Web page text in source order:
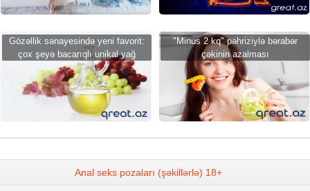
Gözəllik sənayesində yeni favorit:
çox şeyə bacarıqlı unikal yağ
"Minus 2 kq" pəhriziylə bərabər
çəkinin azalması
Anal seks pozaları (şəkillərlə) 18+